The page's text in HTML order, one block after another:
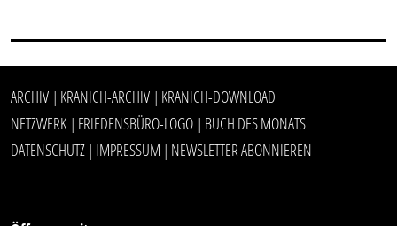
ARCHIV | KRANICH-ARCHIV | KRANICH-DOWNLOAD
NETZWERK | FRIEDENSBÜRO-LOGO | BUCH DES MONATS
DATENSCHUTZ | IMPRESSUM | NEWSLETTER ABONNIEREN